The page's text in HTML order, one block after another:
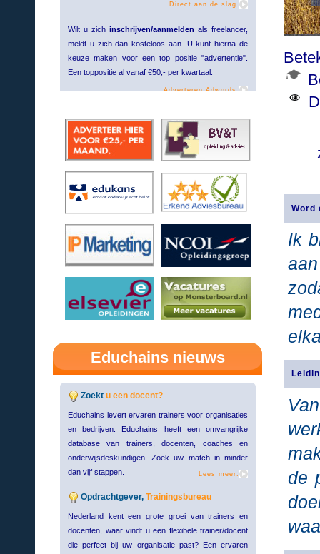
Direct aan de slag.
Wilt u zich inschrijven/aanmelden als freelancer,
meldt u zich dan kosteloos aan. U kunt hierna de
keuze maken voor een top positie "advertentie".
Een toppositie al vanaf €50,- per kwartaal.
Adverteren Adwords.
Educhains nieuws
Zoekt u een docent?
Educhains levert ervaren trainers voor organisaties
en bedrijven. Educhains heeft een omvangrijke
database van trainers, docenten, coaches en
onderwijsdeskundigen. Zoek uw match in minder
dan vijf stappen.
Lees meer.
Opdrachtgever, Trainingsbureau
Nederland kent een grote groei van trainers en
docenten, waar vindt u een flexibele trainer/docent
die perfect bij uw organisatie past? Een ervaren
Word
Ik
de